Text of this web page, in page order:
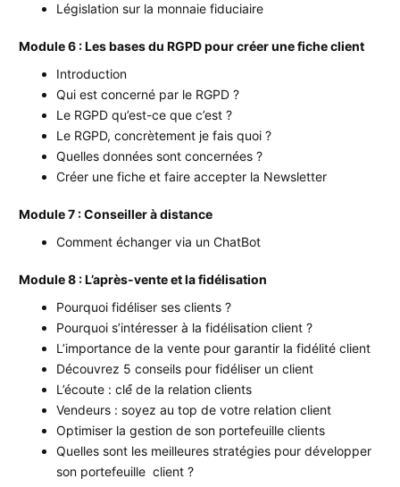
Législation sur la monnaie fiduciaire
Module 6 : Les bases du RGPD pour créer une fiche client
Introduction
Qui est concerné par le RGPD ?
Le RGPD qu’est-ce que c’est ?
Le RGPD, concrètement je fais quoi ?
Quelles données sont concernées ?
Créer une fiche et faire accepter la Newsletter
Module 7 : Conseiller à distance
Comment échanger via un ChatBot
Module 8 : L’après-vente et la fidélisation
Pourquoi fidéliser ses clients ?
Pourquoi s’intéresser à la fidélisation client ?
L’importance de la vente pour garantir la fidélité client
Découvrez 5 conseils pour fidéliser un client
L’écoute : clé́ de la relation clients
Vendeurs : soyez au top de votre relation client
Optimiser la gestion de son portefeuille clients
Quelles sont les meilleures stratégies pour développer
son portefeuille client ?